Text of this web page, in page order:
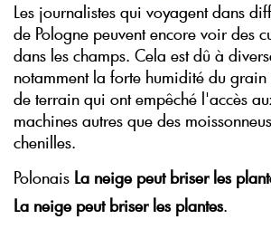
Les journalistes qui voyagent dans
de Pologne peuvent encore voir des
dans les champs. Cela est dû à
notamment la forte humidité du
de terrain qui ont empêché l'accès
machines autres que des
chenilles.
Polonais La neige peut briser les
La neige peut briser les plantes.